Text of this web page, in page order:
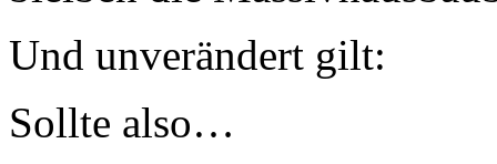
Und unverändert gilt:
Sollte also…